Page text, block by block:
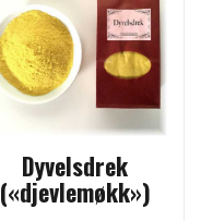
Dyvelsdrek
(«djevlemøkk»)